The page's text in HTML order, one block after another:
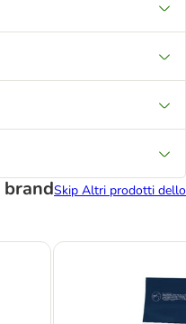
Skip Altri prodotti dello